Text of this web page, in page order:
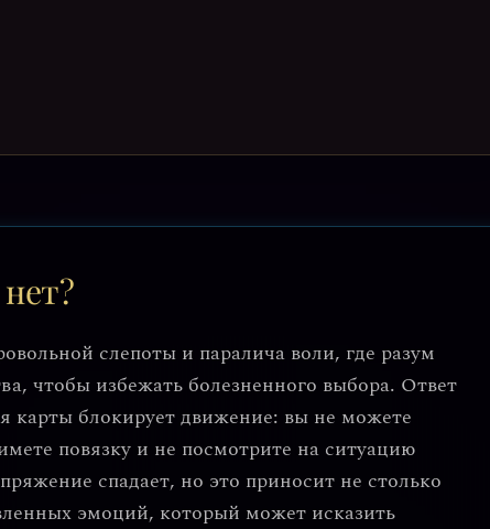
слепоты и паралича воли, где разум
чтобы избежать болезненного выбора. Ответ
карты блокирует движение: вы не можете
повязку и не посмотрите на ситуацию
спадает, но это приносит не столько
эмоций, который может исказить